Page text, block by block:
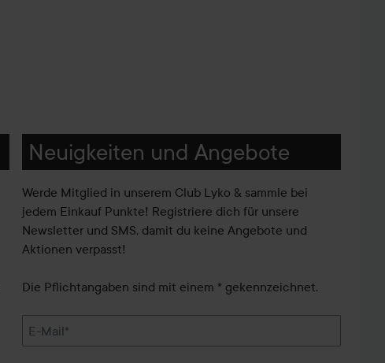
Neuigkeiten und Angebote
Werde Mitglied in unserem Club Lyko & sammle bei
jedem Einkauf Punkte! Registriere dich für unsere
Newsletter und SMS, damit du keine Angebote und
Aktionen verpasst!
Die Pflichtangaben sind mit einem * gekennzeichnet.
E-Mail*